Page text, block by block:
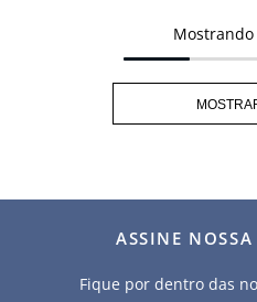
Mostrando
ASSINE NOSSA
Fique por dentro das